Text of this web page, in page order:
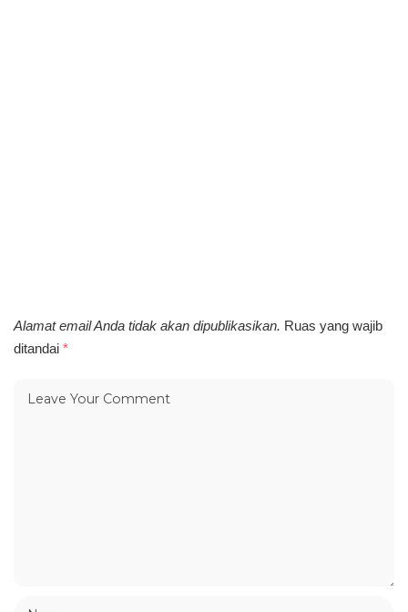
Alamat email Anda tidak akan dipublikasikan. Ruas yang wajib
ditandai *